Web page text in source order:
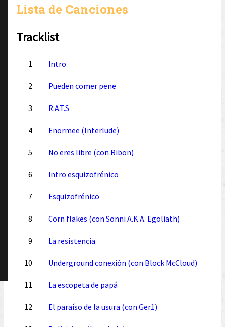
Lista de Canciones
Tracklist
1 Intro
2 Pueden comer pene
3 R.A.T.S
4 Enormee (Interlude)
5 No eres libre (con Ribon)
6 Intro esquizofrénico
7 Esquizofrénico
8 Corn flakes (con Sonni A.K.A. Egoliath)
9 La resistencia
10 Underground conexión (con Block McCloud)
11 La escopeta de papá
12 El paraíso de la usura (con Ger1)